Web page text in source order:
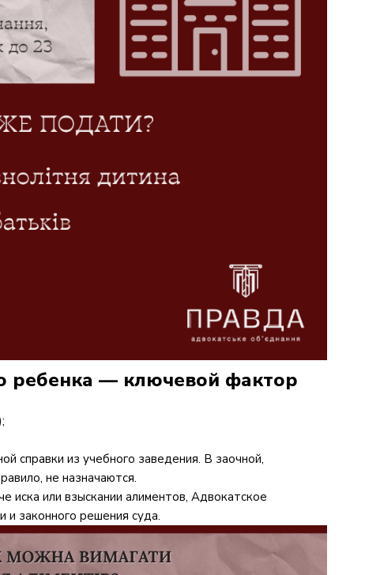
ребенка — ключевой фактор
справки из учебного заведения. В заочной,
не назначаются.
иска или взыскании алиментов, Адвокатское
законного решения суда.